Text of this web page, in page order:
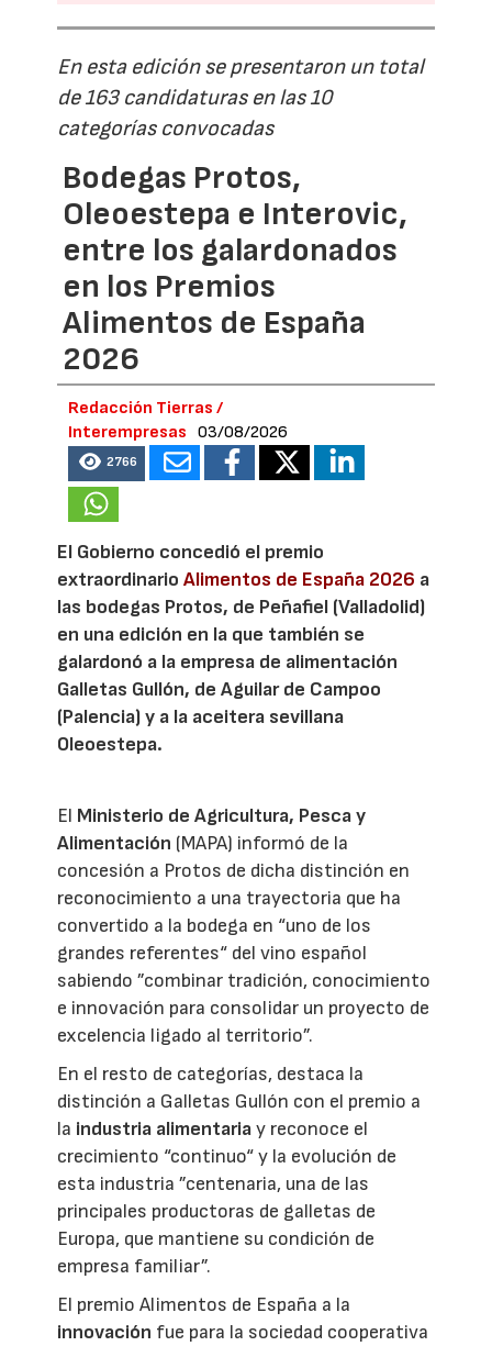
En esta edición se presentaron un total
de 163 candidaturas en las 10
categorías convocadas
Bodegas Protos,
Oleoestepa e Interovic,
entre los galardonados
en los Premios
Alimentos de España
2026
Redacción Tierras /
Interempresas
03/08/2026
2766
El Gobierno concedió el premio
extraordinarioAlimentos de España 2026 a
las bodegas Protos, de Peñafiel (Valladolid)
en una edición en la que también se
galardonó a la empresa de alimentación
Galletas Gullón, de Aguilar de Campoo
(Palencia) y a la aceitera sevillana
Oleoestepa.
El Ministerio de Agricultura, Pesca y
Alimentación (MAPA) informó de la
concesión a Protos de dicha distinción en
reconocimiento a una trayectoria que ha
convertido a la bodega en “uno de los
grandes referentes“ del vino español
sabiendo ”combinar tradición, conocimiento
e innovación para consolidar un proyecto de
excelencia ligado al territorio”.
En el resto de categorías, destaca la
distinción a Galletas Gullón con el premio a
la industria alimentariay reconoce el
crecimiento “continuo“ y la evolución de
esta industria ”centenaria, una de las
principales productoras de galletas de
Europa, que mantiene su condición de
empresa familiar”.
El premio Alimentos de España a la
innovación fue para la sociedad cooperativa